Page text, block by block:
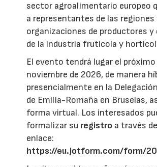
sector agroalimentario europeo
a representantes de las regiones
organizaciones de productores y
de la industria frutícola y
El evento tendrá lugar el próximo
noviembre de 2026, de manera
presencialmente en la
de Emilia-Romaña en Bruselas,
forma virtual. Los interesados
formalizar su registro a través
enlace:
https://eu.jotform.com/form/